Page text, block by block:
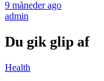
9 måneder ago
admin
Du gik glip af
Health